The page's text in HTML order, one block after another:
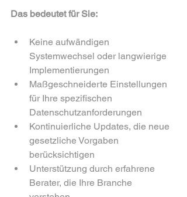
Das bedeutet für Sie:
Keine aufwändigen
Systemwechsel oder langwierige
Implementierungen
Maßgeschneiderte Einstellungen
für Ihre spezifischen
Datenschutzanforderungen
Kontinuierliche Updates, die neue
gesetzliche Vorgaben
berücksichtigen
Unterstützung durch erfahrene
Berater, die Ihre Branche